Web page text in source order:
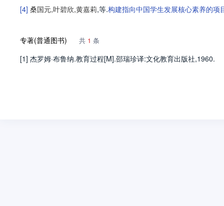
[4] 桑国元,叶碧欣,黄嘉莉,等.构建指向中国学生发展核心素养的项
专著(普通图书) 共 1 条
[1] 杰罗姆·布鲁纳.教育过程[M].邵瑞珍译:文化教育出版社,1960.